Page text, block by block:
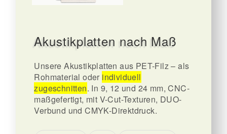
Akustikplatten nach Maß
Unsere Akustikplatten aus PET-Filz – als
Rohmaterial oder individuell
zugeschnitten. In 9, 12 und 24 mm, CNC-
maßgefertigt, mit V-Cut-Texturen, DUO-
Verbund und CMYK-Direktdruck.